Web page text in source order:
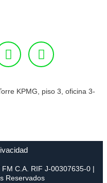
KPMG, piso 3, oficina 3-
C.A. RIF J-00307635-0 |
Reservados